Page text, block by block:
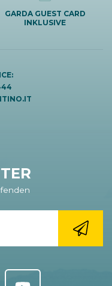
GARDA GUEST CARD
INKLUSIVE